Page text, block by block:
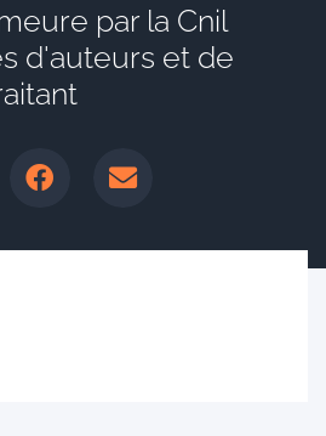
par la Cnil
d'auteurs et de